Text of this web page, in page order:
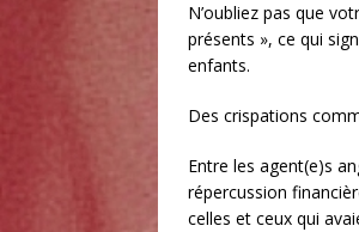
N’oubliez pas que
présents », ce qui
enfants.
Des crispations
Entre les agent(e)s
répercussion
celles et ceux qui